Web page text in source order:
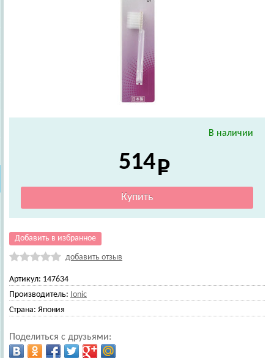
В наличии
514
Добавить в избранное
добавить отзыв
Артикул: 147634
Производитель: Ionic
Страна: Япония
Поделиться с друзьями: